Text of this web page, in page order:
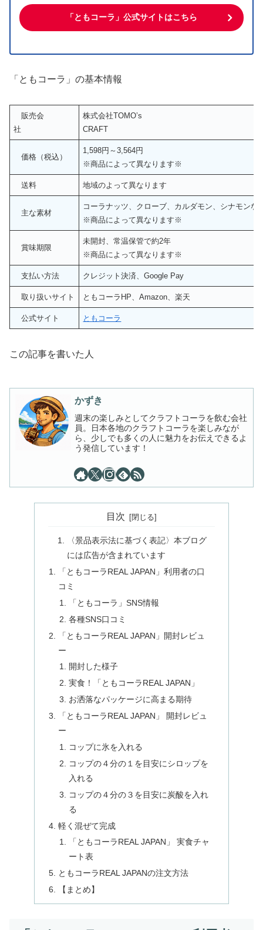
「ともコーラ」公式サイトはこちら
「ともコーラ」の基本情報
販売会
社
株式会社TOMO’s
価格（税込）
1,598円～3,564円
※商品によって異なります※
送料 地域のよって異なります
主な素材
コーラナッツ、クローブ、カルダモン、シナモンな
※商品によって異なります※
賞味期限
未開封、常温保管で約2年
※商品によって異なります※
支払い方法 クレジット決済、Google Pay
取り扱いサイト ともコーラHP、Amazon、楽天
公式サイト ともコーラ
この記事を書いた人
かずき
週末の楽しみとしてクラフトコーラを飲む会社
員。日本各地のクラフトコーラを楽しみなが
ら、少しでも多くの人に魅力をお伝えできるよ
う発信しています！
目次
〈景品表示法に基づく表記〉本ブログ
には広告が含まれています
「ともコーラREAL JAPAN」利用者の口
コミ
「ともコーラ」SNS情報
各種SNS口コミ
「ともコーラREAL JAPAN」開封レビュ
ー
開封した様子
実食！「ともコーラREAL JAPAN」
お洒落なパッケージに高まる期待
「ともコーラREAL JAPAN」 開封レビュ
ー
コップに氷を入れる
コップの４分の１を目安にシロップを
入れる
コップの４分の３を目安に炭酸を入れ
る
軽く混ぜて完成
「ともコーラREAL JAPAN」 実食チャ
ート表
ともコーラREAL JAPANの注文方法
【まとめ】